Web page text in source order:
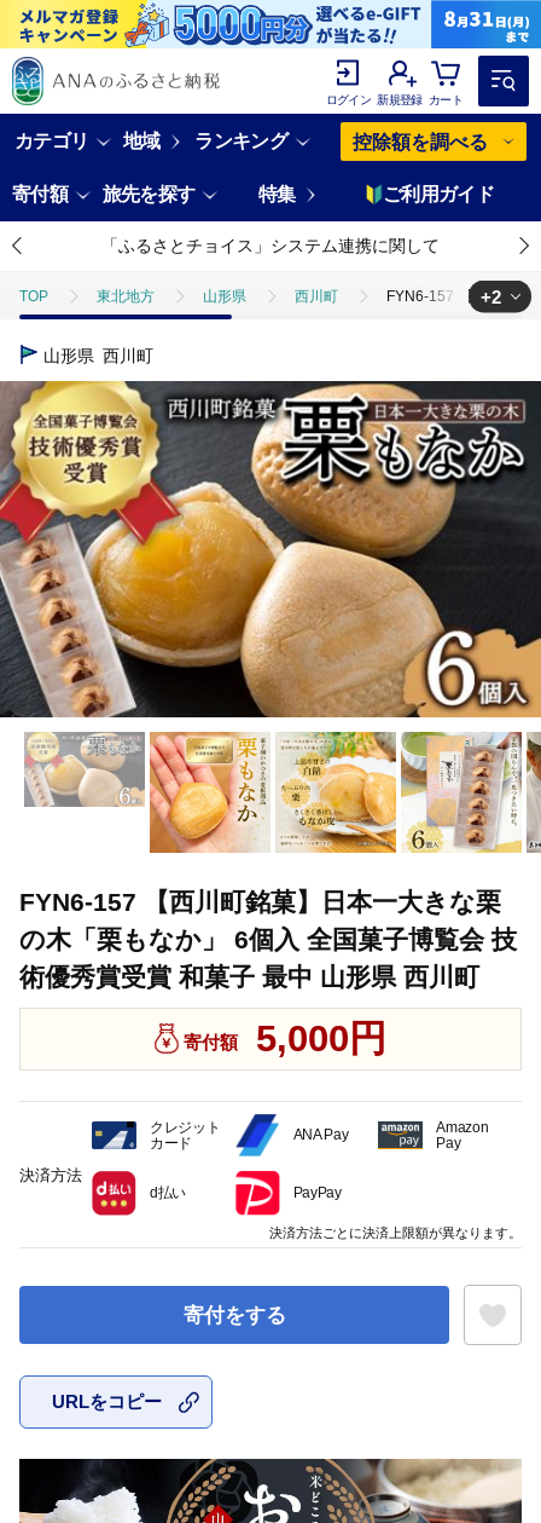
ログイン 新規登録 カート
カテゴリ 地域 ランキング 控除額を調べる
寄付額 旅先を探す 特集 ご利用ガイド
「ふるさとチョイス」システム連携に関して
TOP 東北地方 山形県 西川町 FYN6-157 【西川町銘
TOP
TOP パン・菓子類 ほかの和菓子
+2
山形県 西川町
FYN6-157 【西川町銘菓】日本一大きな栗
の木「栗もなか」 6個入 全国菓子博覧会 技
術優秀賞受賞 和菓子 最中 山形県 西川町
寄付額 5,000円
寄付をする
URLをコピー
決済方法
クレジット
カード
ANA Pay
Amazon
Pay
d払い PayPay
決済方法ごとに決済上限額が異なります。